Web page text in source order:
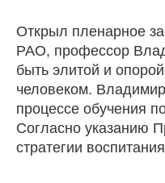
Открыл пленарное
РАО, профессор
быть элитой и
человеком.
процессе обучения
Согласно указанию
стратегии